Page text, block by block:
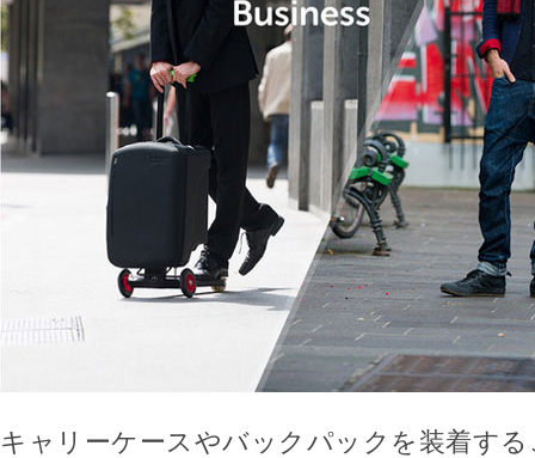
キャリーケースやバックパックを装着す